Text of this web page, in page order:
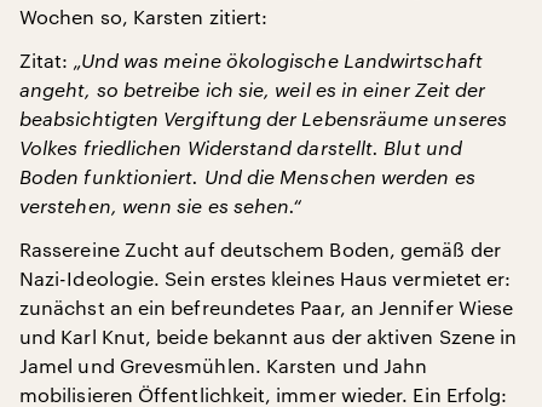
Wochen so, Karsten zitiert:
Zitat: „Und was meine ökologische Landwirtschaft
angeht, so betreibe ich sie, weil es in einer Zeit der
beabsichtigten Vergiftung der Lebensräume unseres
Volkes friedlichen Widerstand darstellt. Blut und
Boden funktioniert. Und die Menschen werden es
verstehen, wenn sie es sehen.“
Rassereine Zucht auf deutschem Boden, gemäß der
Nazi-Ideologie. Sein erstes kleines Haus vermietet er:
zunächst an ein befreundetes Paar, an Jennifer Wiese
und Karl Knut, beide bekannt aus der aktiven Szene in
Jamel und Grevesmühlen. Karsten und Jahn
mobilisieren Öffentlichkeit, immer wieder. Ein Erfolg: